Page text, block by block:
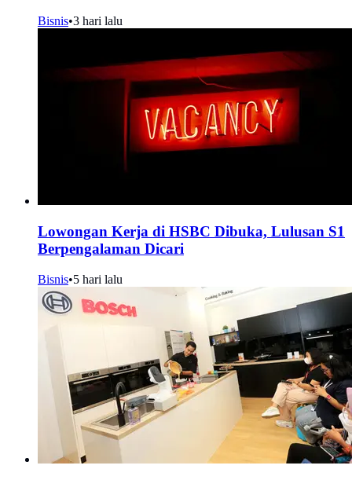
Bisnis•3 hari lalu
Lowongan Kerja di HSBC Dibuka, Lulusan S1
Berpengalaman Dicari
Bisnis•5 hari lalu